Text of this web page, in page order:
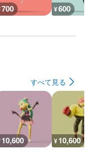
700 ¥600
すべて見る
10,600 ¥10,600